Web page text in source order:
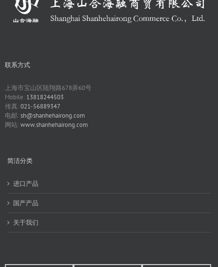
联系方式
上海市宝山区陆翔路678弄60号
Mobile: 13818244503
传真:021-56889347
电邮:sh@shanhehairong.com
网站:www.shanhehairong.com
简洁分类
进口产品
国产产品
关于我们